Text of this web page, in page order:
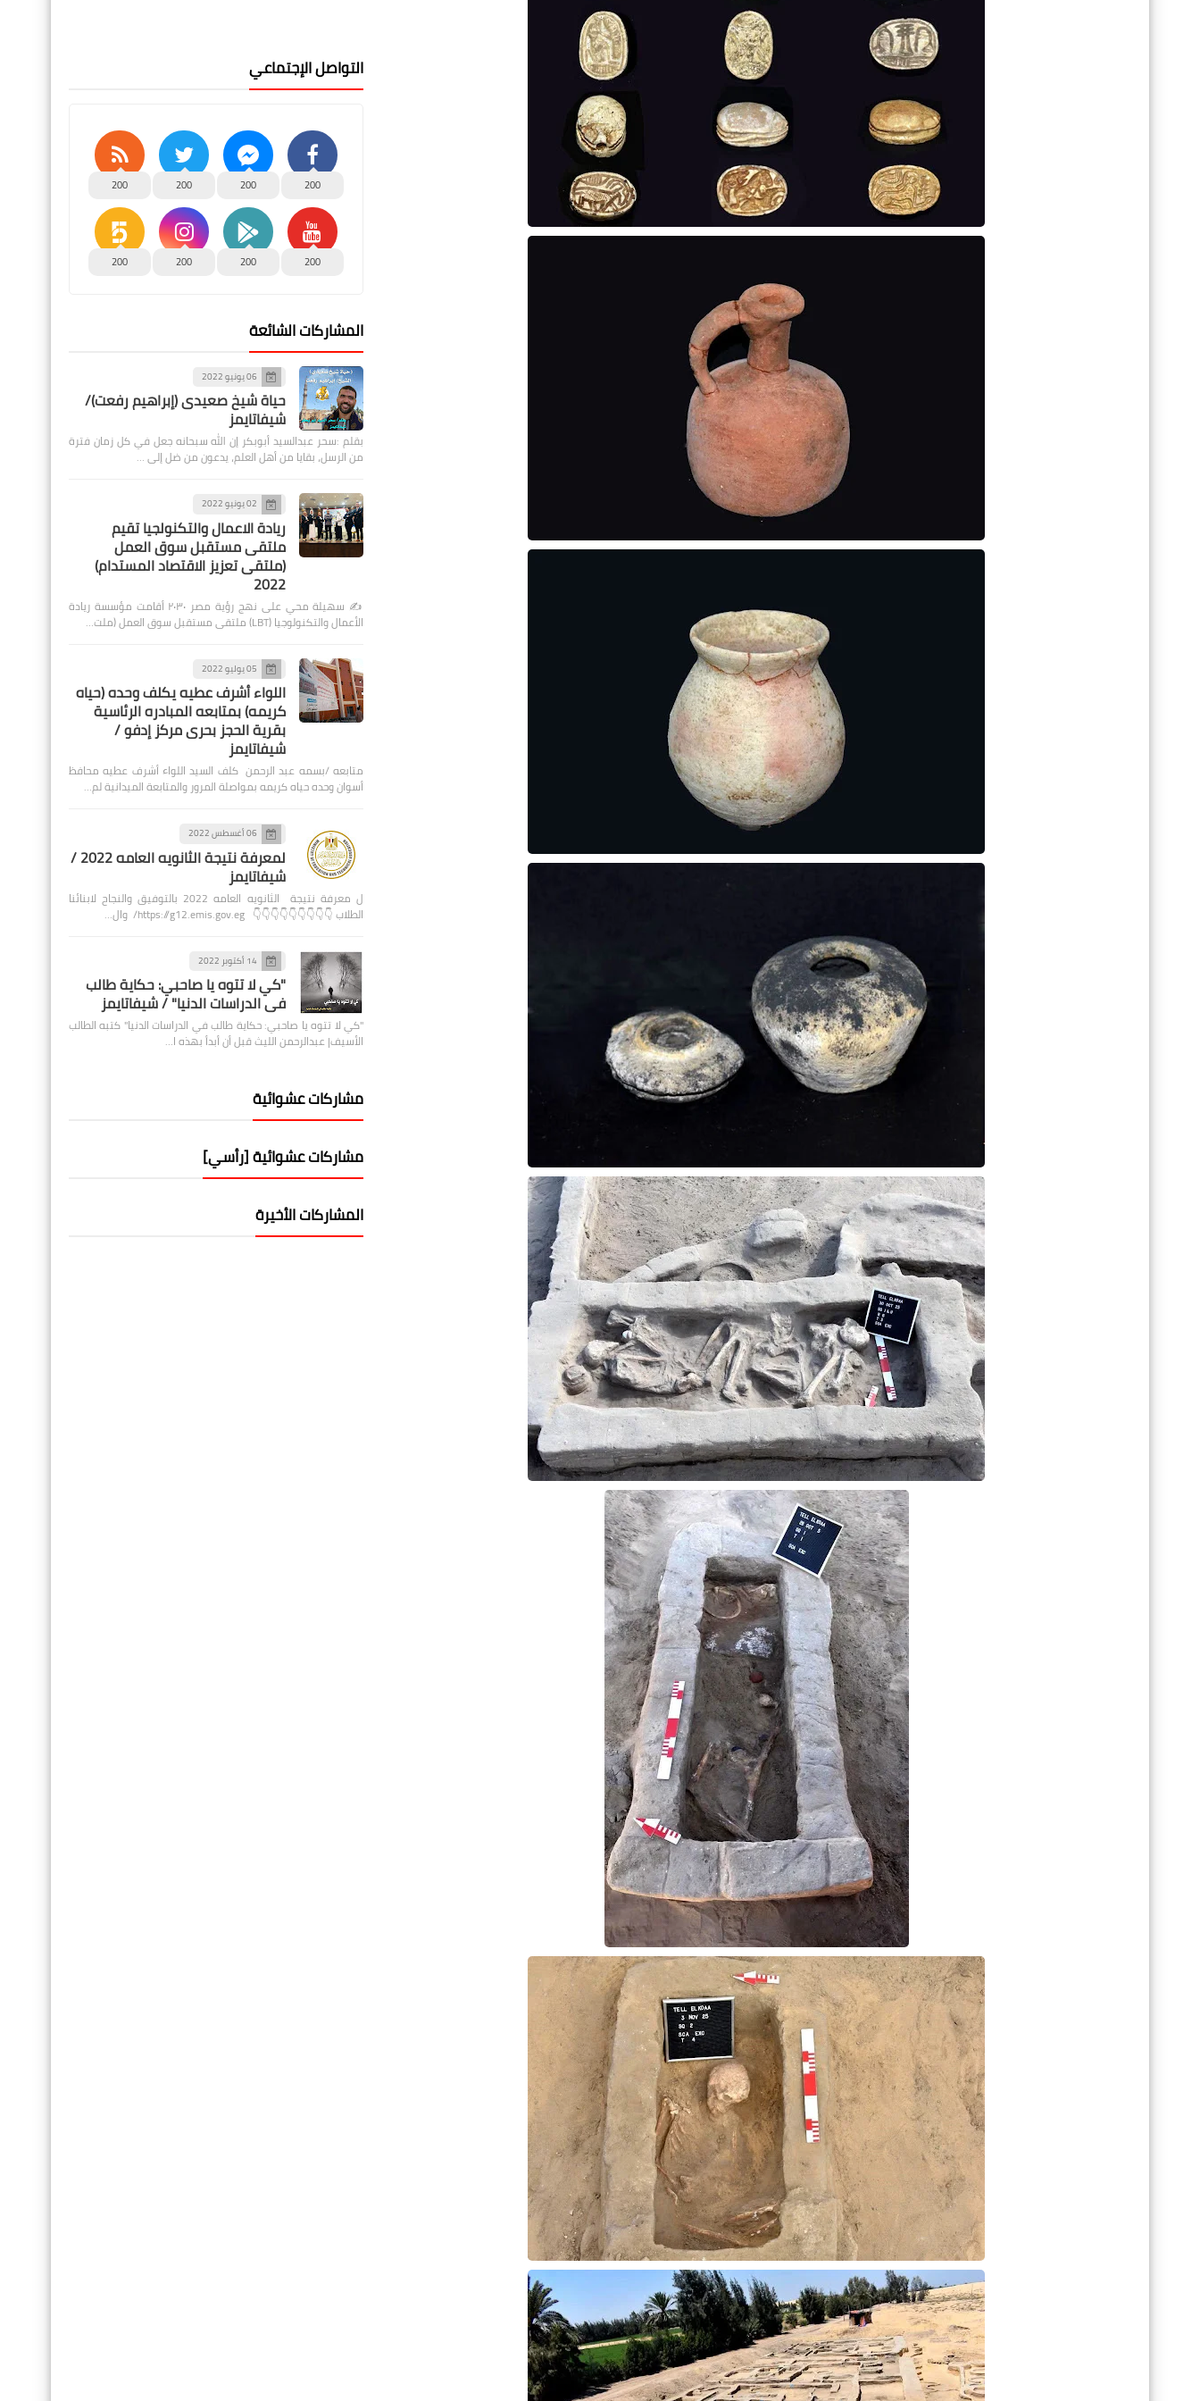
التواصل الإجتماعي
200
200
200
200
200
200
200
200
المشاركات الشائعة
06 يونيو 2022
حياة شيخ صعيدى (إبراهيم رفعت)/
شيفاتايمز
بقلم :سحر عبدالسيد أبوبكر إن الله سبحانه جعل في كل زمان فترة
من الرسل، بقايا من أهل العلم، يدعون من ضل إلى …
02 يونيو 2022
ريادة الاعمال والتكنولجيا تقيم
ملتقى مستقبل سوق العمل
(ملتقى تعزيز الاقتصاد المستدام)
2022
✍️ سهيلة محي على نهج رؤية مصر ٢٠٣٠ أقامت مؤسسة ريادة
الأعمال والتكنولوجيا (LBT) ملتقى مستقبل سوق العمل (ملت…
05 يوليو 2022
اللواء أشرف عطيه يكلف وحده (حياه
كريمه) بمتابعه المبادره الرئاسية
بقرية الحجز بحرى مركز إدفو /
شيفاتايمز
متابعه /بسمه عبد الرحمن كلف السيد اللواء أشرف عطيه محافظ
أسوان وحده حياه كريمه بمواصلة المرور والمتابعة الميدانية لم…
06 أغسطس 2022
لمعرفة نتيجة الثانويه العامه 2022 /
شيفاتايمز
ل معرفة نتيجة الثانويه العامه 2022 بالتوفيق والنجاح لابنائنا
الطلاب 👇👇👇👇👇👇👇👇👇 https://g12.emis.gov.eg/ وال…
14 أكتوبر 2022
"كي لا تتوه يا صاحبي: حكاية طالب
في الدراسات الدنيا" / شيفاتايمز
"كي لا تتوه يا صاحبي: حكاية طالب في الدراسات الدنيا" كتبه الطالب
الأسيف| عبدالرحمن الليث قبل أن أبدأ بهذه ا…
مشاركات عشوائية
مشاركات عشوائية [رأسي]
المشاركات الأخيرة